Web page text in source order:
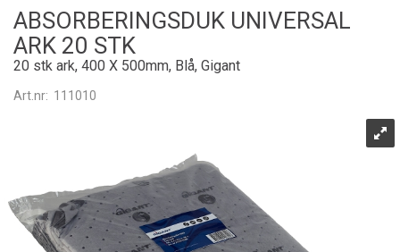
ABSORBERINGSDUK UNIVERSAL
ARK 20 STK
20 stk ark, 400 X 500mm, Blå, Gigant
Art.nr: 111010